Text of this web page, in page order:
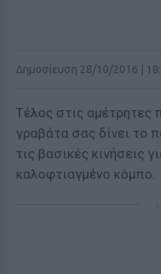
Δημοσίευση 28/10/2016 |
Τέλος στις αμέτρητες
γραβάτα σας δίνει το
τις βασικές κινήσεις
καλοφτιαγμένο κόμπο.